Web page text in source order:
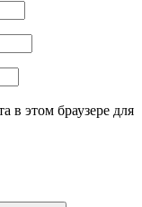
в этом браузере для